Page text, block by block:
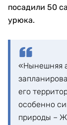
посадили 50
урюка.
«Нынешняя
его
особенно
природы –